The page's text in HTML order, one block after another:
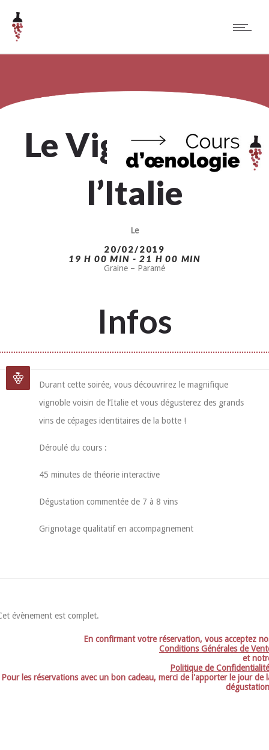
Le Vignoble de
l’Italie
Le
20/02/2019
19 H 00 MIN - 21 H 00 MIN
Graine – Paramé
Infos
Durant cette soirée, vous découvrirez le magnifique
vignoble voisin de l’Italie et vous dégusterez des grands
vins de cépages identitaires de la botte !
Déroulé du cours :
45 minutes de théorie interactive
Dégustation commentée de 7 à 8 vins
Grignotage qualitatif en accompagnement
évènement est complet.
En confirmant votre réservation, vous acceptez
Conditions Générales de
et
Politique de Confidentialité
Pour les réservations avec un bon cadeau, merci de l'apporter le jour de